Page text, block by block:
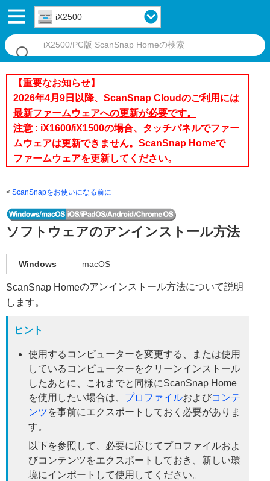
iX2500
【重要なお知らせ】
2026年4月9日以降、ScanSnap Cloudのご利用には
最新ファームウェアへの更新が必要です。
注意 : iX1600/iX1500の場合、タッチパネルでファー
ムウェアは更新できません。ScanSnap Homeで
ファームウェアを更新してください。
ScanSnapをお使いになる前に
ソフトウェアのアンインストール方法
Windows
ScanSnap Homeのアンインストール方法について説明
します。
ヒント
使用するコンピューターを変更する、または使用
しているコンピューターをクリーンインストール
したあとに、これまでと同様にScanSnap Home
を使用したい場合は、 プロファイルおよびコンテ
ンツを事前にエクスポートしておく必要がありま
す。
以下を参照して、必要に応じてプロファイルおよ
びコンテンツをエクスポートしておき、新しい環
境にインポートして使用してください。
macOS